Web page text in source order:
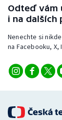
Short track
Sportovní
Veslování
Odteď vám
i na dalších
Nenechte si
na Facebooku,